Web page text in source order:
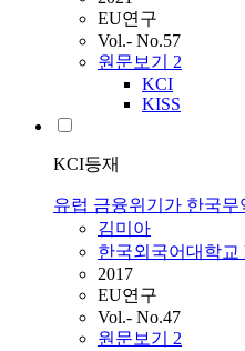
EU연구
Vol.- No.57
원문보기 2
KCI
KISS
KCI등재
유럽 금융위기가 한국
김미아
한국외국어대학교
2017
EU연구
Vol.- No.47
원문보기 2